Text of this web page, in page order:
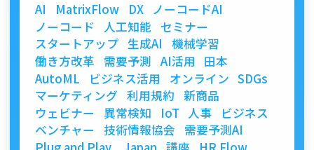
AI MatrixFlow DX
ノーコードAI
ノーコード
人工知能
セミナー
スタートアップ 生成AI
機械学習
働き方改革
需要予測 AI活用
田本
AutoML
ビジネス活用 オンライン SDGs
マーケティング 利用規約 新商品
ウェビナー
異常検知 IoT 人事
ビジネス
ベンチャー
技術情報協会
需要予測AI